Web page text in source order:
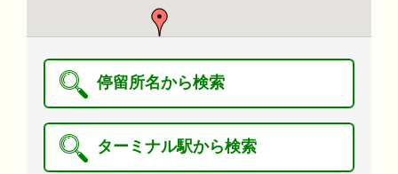
停留所名から検索
ターミナル駅から検索